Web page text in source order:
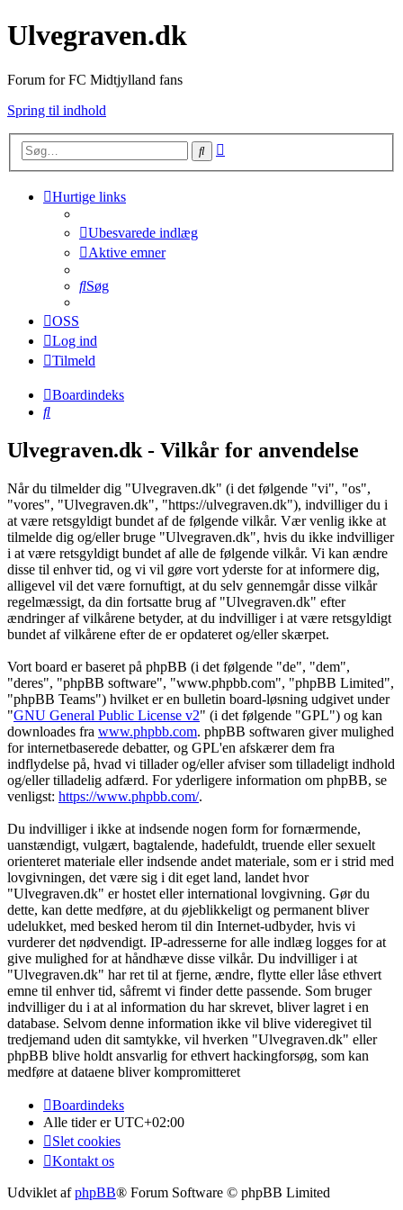
Ulvegraven.dk
Forum for FC Midtjylland fans
Spring til indhold
Søg
Hurtige links
Ubesvarede indlæg
Aktive emner
Søg
OSS
Log ind
Tilmeld
Boardindeks
Søg
Ulvegraven.dk - Vilkår for anvendelse
Når du tilmelder dig "Ulvegraven.dk" (i det følgende "vi", "os",
"vores", "Ulvegraven.dk", "https://ulvegraven.dk"), indvilliger du i
at være retsgyldigt bundet af de følgende vilkår. Vær venlig ikke at
tilmelde dig og/eller bruge "Ulvegraven.dk", hvis du ikke indvilliger
i at være retsgyldigt bundet af alle de følgende vilkår. Vi kan ændre
disse til enhver tid, og vi vil gøre vort yderste for at informere dig,
alligevel vil det være fornuftigt, at du selv gennemgår disse vilkår
regelmæssigt, da din fortsatte brug af "Ulvegraven.dk" efter
ændringer af vilkårene betyder, at du indvilliger i at være retsgyldigt
bundet af vilkårene efter de er opdateret og/eller skærpet.
Vort board er baseret på phpBB (i det følgende "de", "dem",
"deres", "phpBB software", "www.phpbb.com", "phpBB Limited",
"phpBB Teams") hvilket er en bulletin board-løsning udgivet under
"GNU General Public License v2" (i det følgende "GPL") og kan
downloades fra www.phpbb.com. phpBB softwaren giver mulighed
for internetbaserede debatter, og GPL'en afskærer dem fra
indflydelse på, hvad vi tillader og/eller afviser som tilladeligt indhold
og/eller tilladelig adfærd. For yderligere information om phpBB, se
venligst: https://www.phpbb.com/.
Du indvilliger i ikke at indsende nogen form for fornærmende,
uanstændigt, vulgært, bagtalende, hadefuldt, truende eller sexuelt
orienteret materiale eller indsende andet materiale, som er i strid med
lovgivningen, det være sig i dit eget land, landet hvor
"Ulvegraven.dk" er hostet eller international lovgivning. Gør du
dette, kan dette medføre, at du øjeblikkeligt og permanent bliver
udelukket, med besked herom til din Internet-udbyder, hvis vi
vurderer det nødvendigt. IP-adresserne for alle indlæg logges for at
give mulighed for at håndhæve disse vilkår. Du indvilliger i at
"Ulvegraven.dk" har ret til at fjerne, ændre, flytte eller låse ethvert
emne til enhver tid, såfremt vi finder dette passende. Som bruger
indvilliger du i at al information du har skrevet, bliver lagret i en
database. Selvom denne information ikke vil blive videregivet til
tredjemand uden dit samtykke, vil hverken "Ulvegraven.dk" eller
phpBB blive holdt ansvarlig for ethvert hackingforsøg, som kan
medføre at dataene bliver kompromitteret
Boardindeks
Alle tider erUTC+02:00
Slet cookies
Kontakt os
Udviklet afphpBB® Forum Software © phpBB Limited